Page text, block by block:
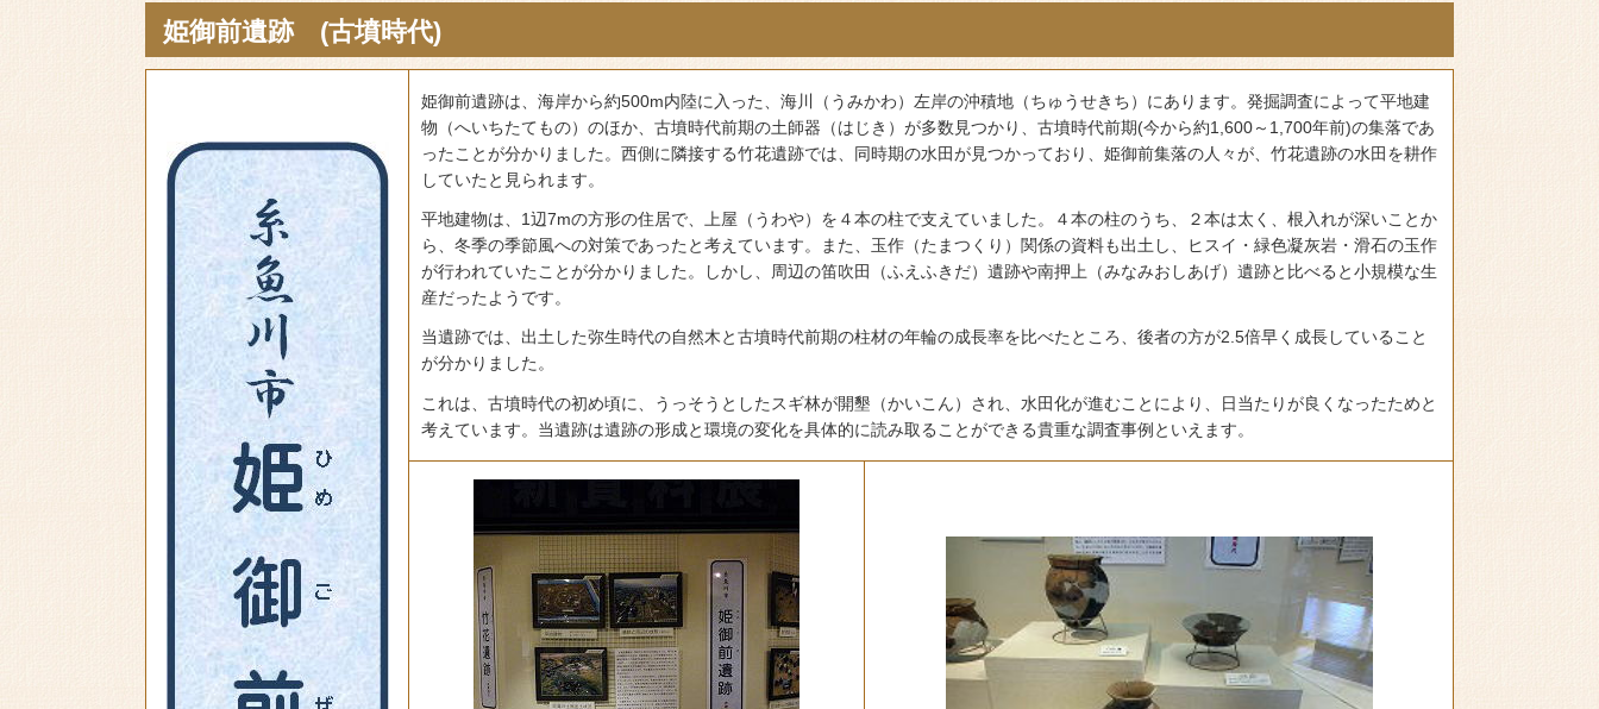
姫御前遺跡 (古墳時代)
姫御前遺跡は、海岸から約500m内陸に入った、海川（うみかわ）左岸の沖積地（ちゅうせきち）にあります。発掘調査によって平地建
物（へいちたてもの）のほか、古墳時代前期の土師器（はじき）が多数見つかり、古墳時代前期(今から約1,600～1,700年前)の集落であ
ったことが分かりました。西側に隣接する竹花遺跡では、同時期の水田が見つかっており、姫御前集落の人々が、竹花遺跡の水田を耕作
していたと見られます。
平地建物は、1辺7mの方形の住居で、上屋（うわや）を４本の柱で支えていました。４本の柱のうち、２本は太く、根入れが深いことか
ら、冬季の季節風への対策であったと考えています。また、玉作（たまつくり）関係の資料も出土し、ヒスイ・緑色凝灰岩・滑石の玉作
が行われていたことが分かりました。しかし、周辺の笛吹田（ふえふきだ）遺跡や南押上（みなみおしあげ）遺跡と比べると小規模な生
産だったようです。
当遺跡では、出土した弥生時代の自然木と古墳時代前期の柱材の年輪の成長率を比べたところ、後者の方が2.5倍早く成長していること
が分かりました。
これは、古墳時代の初め頃に、うっそうとしたスギ林が開墾（かいこん）され、水田化が進むことにより、日当たりが良くなったためと
考えています。当遺跡は遺跡の形成と環境の変化を具体的に読み取ることができる貴重な調査事例といえます。